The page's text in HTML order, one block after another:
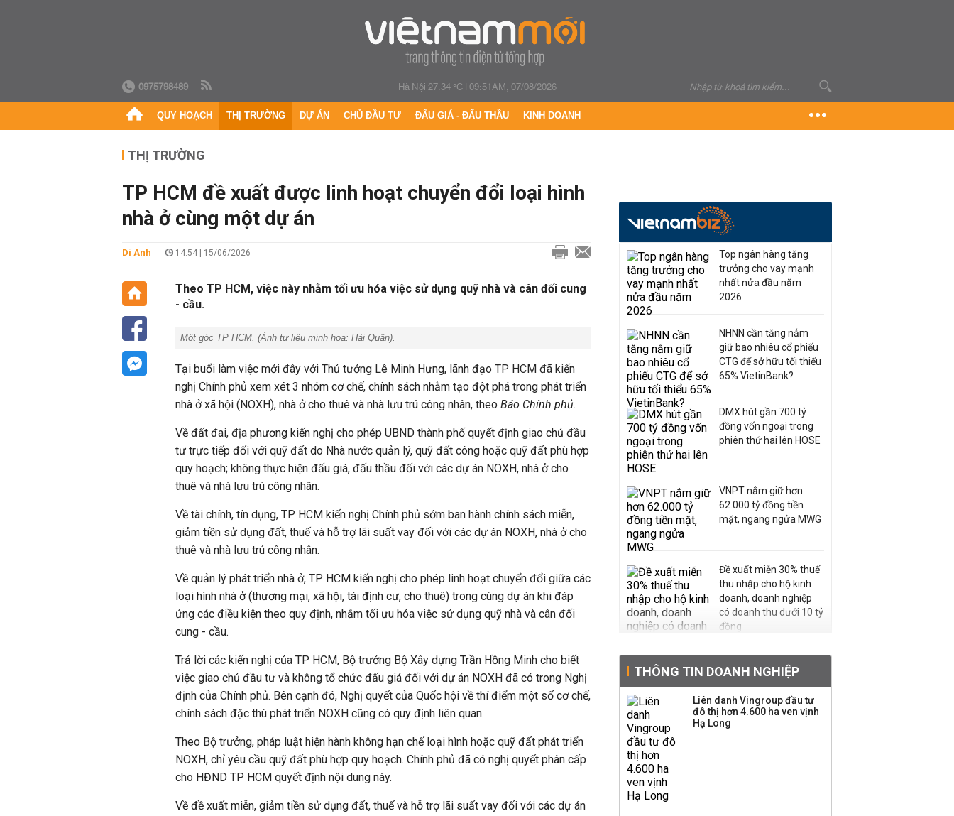
0975798489 Hà Nội 27.34 °C|09:51AM, 07/08/2026
QUY HOẠCH THỊ TRƯỜNG DỰ ÁN CHỦ ĐẦU TƯ ĐẤU GIÁ - ĐẤU THẦU KINH DOANH
THỊ TRƯỜNG
TP HCM đề xuất được linh hoạt chuyển đổi loại hình
nhà ở cùng một dự án
Di Anh 14:54 | 15/06/2026
Theo TP HCM, việc này nhằm tối ưu hóa việc sử dụng quỹ nhà và cân đối cung
- cầu.
Một góc TP HCM. (Ảnh tư liệu minh hoạ: Hải Quân).
Tại buổi làm việc mới đây với Thủ tướng Lê Minh Hưng, lãnh đạo TP HCM đã kiến
nghị Chính phủ xem xét 3 nhóm cơ chế, chính sách nhằm tạo đột phá trong phát triển
nhà ở xã hội (NOXH), nhà ở cho thuê và nhà lưu trú công nhân, theo Báo Chính phủ.
Về đất đai, địa phương kiến nghị cho phép UBND thành phố quyết định giao chủ đầu
tư trực tiếp đối với quỹ đất do Nhà nước quản lý, quỹ đất công hoặc quỹ đất phù hợp
quy hoạch; không thực hiện đấu giá, đấu thầu đối với các dự án NOXH, nhà ở cho
thuê và nhà lưu trú công nhân.
Về tài chính, tín dụng, TP HCM kiến nghị Chính phủ sớm ban hành chính sách miễn,
giảm tiền sử dụng đất, thuế và hỗ trợ lãi suất vay đối với các dự án NOXH, nhà ở cho
thuê và nhà lưu trú công nhân.
Về quản lý phát triển nhà ở, TP HCM kiến nghị cho phép linh hoạt chuyển đổi giữa các
loại hình nhà ở (thương mại, xã hội, tái định cư, cho thuê) trong cùng dự án khi đáp
ứng các điều kiện theo quy định, nhằm tối ưu hóa việc sử dụng quỹ nhà và cân đối
cung - cầu.
Trả lời các kiến nghị của TP HCM, Bộ trưởng Bộ Xây dựng Trần Hồng Minh cho biết
việc giao chủ đầu tư và không tổ chức đấu giá đối với dự án NOXH đã có trong Nghị
định của Chính phủ. Bên cạnh đó, Nghị quyết của Quốc hội về thí điểm một số cơ chế,
chính sách đặc thù phát triển NOXH cũng có quy định liên quan.
Theo Bộ trưởng, pháp luật hiện hành không hạn chế loại hình hoặc quỹ đất phát triển
NOXH, chỉ yêu cầu quỹ đất phù hợp quy hoạch. Chính phủ đã có nghị quyết phân cấp
cho HĐND TP HCM quyết định nội dung này.
Về đề xuất miễn, giảm tiền sử dụng đất, thuế và hỗ trợ lãi suất vay đối với các dự án
Top ngân hàng tăng
trưởng cho vay mạnh
nhất nửa đầu năm
2026
NHNN cần tăng nắm
giữ bao nhiêu cổ phiếu
CTG để sở hữu tối thiểu
65% VietinBank?
DMX hút gần 700 tỷ
đồng vốn ngoại trong
phiên thứ hai lên HOSE
VNPT nắm giữ hơn
62.000 tỷ đồng tiền
mặt, ngang ngửa MWG
Đề xuất miễn 30% thuế
thu nhập cho hộ kinh
doanh, doanh nghiệp
có doanh thu dưới 10 tỷ
đồng
gần 500 triệu cổ phiếu,
tăng vốn lên gần
77.800 tỷ
phiếu, người làm chủ
THÔNG TIN DOANH NGHIỆP
Liên danh Vingroup đầu tư
đô thị hơn 4.600 ha ven vịnh
Hạ Long